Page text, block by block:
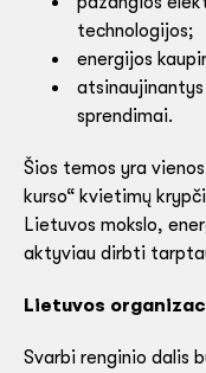
technologijos;
energijos
sprendimai.
Šios temos yra
kurso“ kvietimų
Lietuvos mokslo,
aktyviau dirbti
Lietuvos
Svarbi renginio dalis